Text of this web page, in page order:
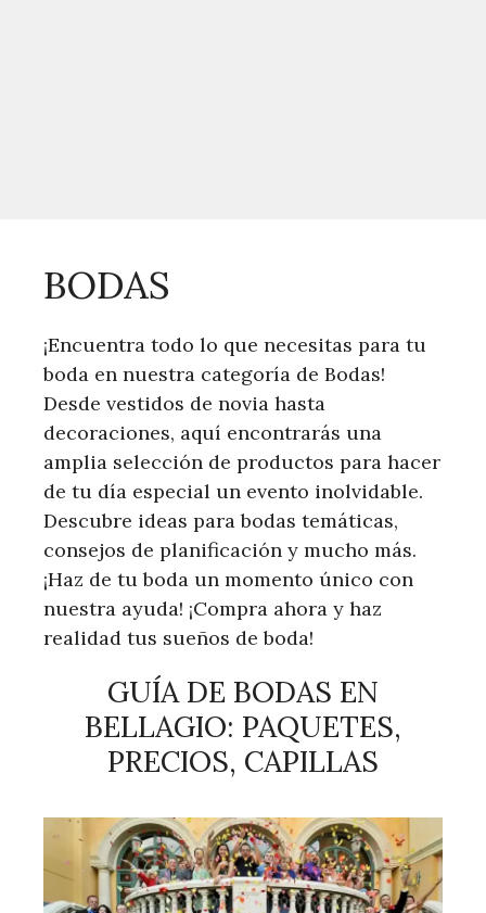
BODAS
¡Encuentra todo lo que necesitas para tu
boda en nuestra categoría de Bodas!
Desde vestidos de novia hasta
decoraciones, aquí encontrarás una
amplia selección de productos para hacer
de tu día especial un evento inolvidable.
Descubre ideas para bodas temáticas,
consejos de planificación y mucho más.
¡Haz de tu boda un momento único con
nuestra ayuda! ¡Compra ahora y haz
realidad tus sueños de boda!
GUÍA DE BODAS EN
BELLAGIO: PAQUETES,
PRECIOS, CAPILLAS